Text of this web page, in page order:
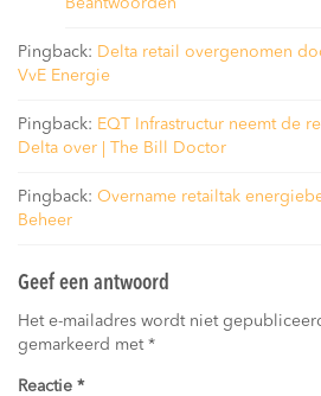
Beantwoorden
Pingback: Delta retail overgenomen
VvE Energie
Pingback: EQT Infrastructur neemt de
Delta over | The Bill Doctor
Pingback: Overname retailtak
Beheer
Geef een antwoord
Het e-mailadres wordt niet
gemarkeerd met *
Reactie *